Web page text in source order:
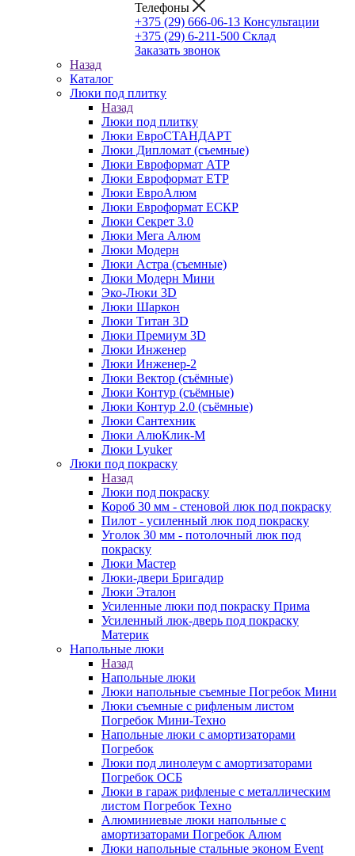
Телефоны
+375 (29) 666-06-13 Консультации
+375 (29) 6-211-500 Склад
Заказать звонок
Назад
Каталог
Люки под плитку
Назад
Люки под плитку
Люки ЕвроСТАНДАРТ
Люки Дипломат (съемные)
Люки Евроформат АТР
Люки Евроформат ЕТР
Люки ЕвроАлюм
Люки Евроформат ЕСКР
Люки Секрет 3.0
Люки Мега Алюм
Люки Модерн
Люки Астра (съемные)
Люки Модерн Мини
Эко-Люки 3D
Люки Шаркон
Люки Титан 3D
Люки Премиум 3D
Люки Инженер
Люки Инженер-2
Люки Вектор (съёмные)
Люки Контур (съёмные)
Люки Контур 2.0 (съёмные)
Люки Сантехник
Люки АлюКлик-М
Люки Lyuker
Люки под покраску
Назад
Люки под покраску
Короб 30 мм - стеновой люк под покраску
Пилот - усиленный люк под покраску
Уголок 30 мм - потолочный люк под
покраску
Люки Мастер
Люки-двери Бригадир
Люки Эталон
Усиленные люки под покраску Прима
Усиленный люк-дверь под покраску
Материк
Напольные люки
Назад
Напольные люки
Люки напольные съемные Погребок Мини
Люки съемные с рифленым листом
Погребок Мини-Техно
Напольные люки с амортизаторами
Погребок
Люки под линолеум с амортизаторами
Погребок ОСБ
Люки в гараж рифленые с металлическим
листом Погребок Техно
Алюминиевые люки напольные с
амортизаторами Погребок Алюм
Люки напольные стальные эконом Event